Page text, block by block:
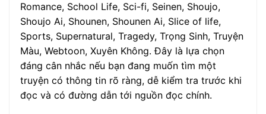
Romance, School Life, Sci-fi, Seinen, Shoujo,
Shoujo Ai, Shounen, Shounen Ai, Slice of life,
Sports, Supernatural, Tragedy, Trọng Sinh, Truyện
Màu, Webtoon, Xuyên Không. Đây là lựa chọn
đáng cân nhắc nếu bạn đang muốn tìm một
truyện có thông tin rõ ràng, dễ kiểm tra trước khi
đọc và có đường dẫn tới nguồn đọc chính.